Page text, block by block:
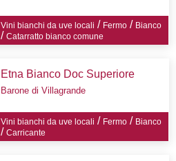
Vini bianchi da uve locali / Fermo/ Bianco
/ Catarratto bianco comune
Etna Bianco Doc Superiore
Barone di Villagrande
Vini bianchi da uve locali / Fermo/ Bianco
/ Carricante